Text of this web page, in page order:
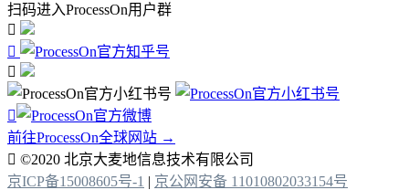
扫码进入ProcessOn用户群




前往ProcessOn全球网站 →
 ©2020 北京大麦地信息技术有限公司
京ICP备15008605号-1 | 京公网安备 11010802033154号